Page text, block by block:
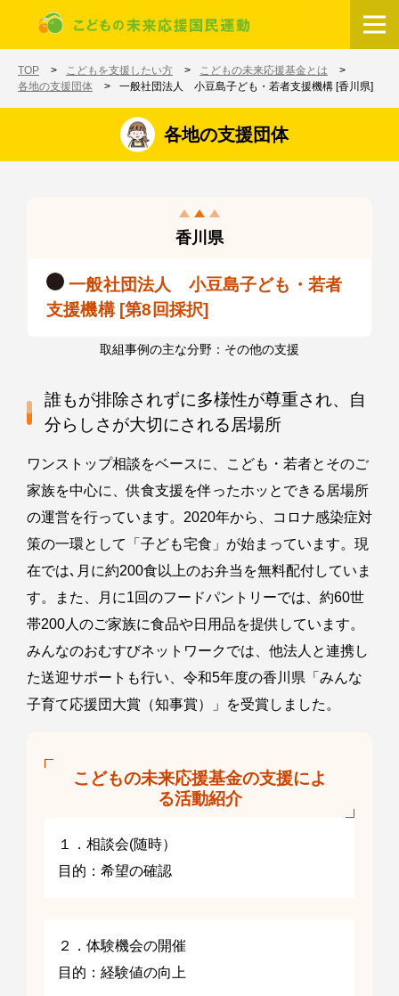
メインコンテンツに移動
TOP こどもを支援したい方
こどもの未来応援基金とは
各地の支援団体
一般社団法人 小豆島子ども・若者支援機構 [香川県]
各地の支援団体
香川県
一般社団法人 小豆島子ども・若者
支援機構 [第8回採択]
取組事例の主な分野：その他の支援
誰もが排除されずに多様性が尊重され、自
分らしさが大切にされる居場所
ワンストップ相談をベースに、こども・若者とそのご
家族を中心に、供食支援を伴ったホッとできる居場所
の運営を行っています。2020年から、コロナ感染症対
策の一環として「子ども宅食」が始まっています。現
在では､月に約200食以上のお弁当を無料配付していま
す。また、月に1回のフードパントリーでは、約60世
帯200人のご家族に食品や日用品を提供しています。
みんなのおむすびネットワークでは、他法人と連携し
た送迎サポートも行い、令和5年度の香川県「みんな
子育て応援団大賞（知事賞）」を受賞しました。
こどもの未来応援基金の支援によ
る活動紹介
１．相談会(随時）
目的：希望の確認
２．体験機会の開催
目的：経験値の向上